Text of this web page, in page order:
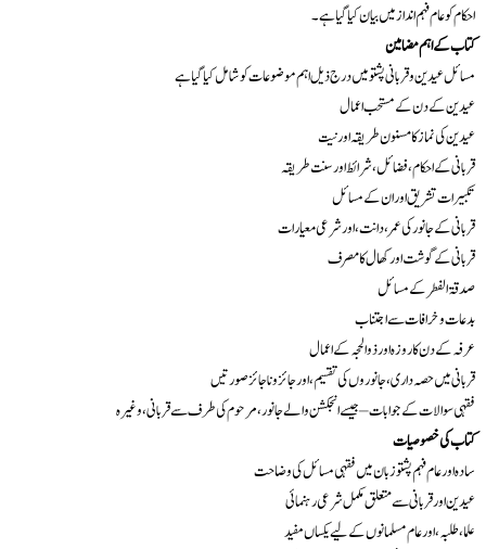
احکام کو عام فہم انداز میں بیان کیا گیا ہے۔
کتاب کے اہم مضامین
مسائل عیدین و قربانی پشتو میں درج ذیل اہم موضوعات کو شامل کیا گیا ہے
عیدین کے دن کے مستحب اعمال
عیدین کی نماز کا مسنون طریقہ اور نیت
قربانی کے احکام، فضائل، شرائط اور سنت طریقہ
تکبیرات تشریق اور ان کے مسائل
قربانی کے جانور کی عمر، دانت، اور شرعی معیارات
قربانی کے گوشت اور کھال کا مصرف
صدقۃ الفطر کے مسائل
بدعات و خرافات سے اجتناب
عرفہ کے دن کا روزہ اور ذوالحجہ کے اعمال
قربانی میں حصہ داری، جانوروں کی تقسیم، اور جائز و ناجائز صورتیں
فقہی سوالات کے جوابات – جیسے انجکشن والے جانور، مرحوم کی طرف سے قربانی، وغیرہ
کتاب کی خصوصیات
سادہ اور عام فہم پشتو زبان میں فقہی مسائل کی وضاحت
عیدین اور قربانی سے متعلق مکمل شرعی رہنمائی
علما، طلبہ، اور عام مسلمانوں کے لیے یکساں مفید